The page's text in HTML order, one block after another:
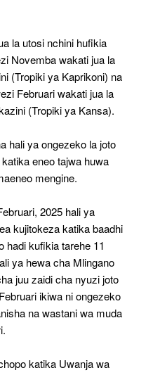
la utosi nchini hufikia
Novemba wakati jua la
(Tropiki ya Kaprikoni) na
Februari wakati jua la
(Tropiki ya Kansa).
hali ya ongezeko la joto
eneo tajwa huwa
mengine.
2025 hali ya
kujitokeza katika baadhi
hadi kufikia tarehe 11
ya hewa cha Mlingano
juu zaidi cha nyuzi joto
ikiwa ni ongezeko
na wastani wa muda
katika Uwanja wa